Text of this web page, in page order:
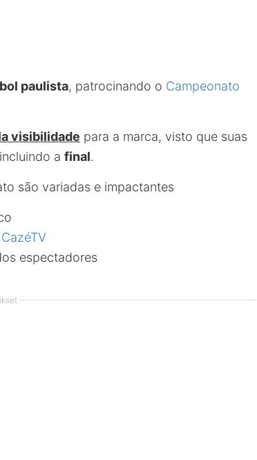
paulista, patrocinando o Campeonato
visibilidade para a marca, visto que suas
a final.
são variadas e impactantes
espectadores